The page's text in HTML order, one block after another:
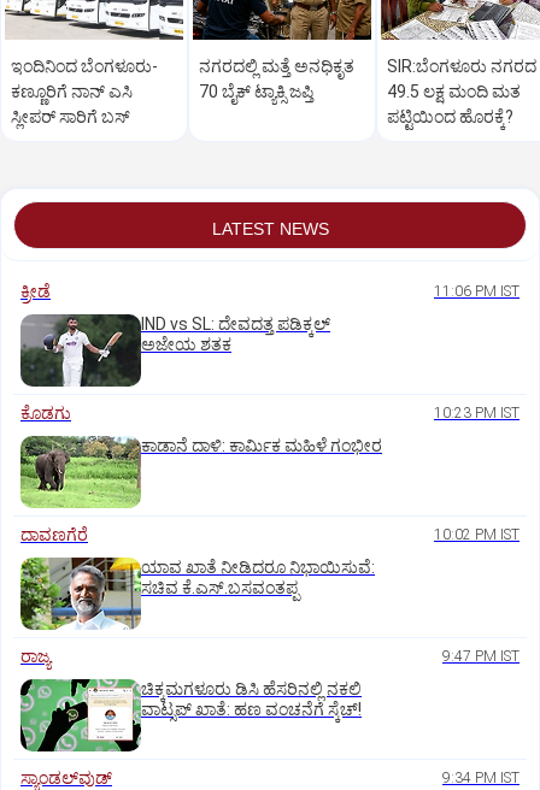
ಇಂದಿನಿಂದ ಬೆಂಗಳೂರು-
ಕಣ್ಣೂರಿಗೆ ನಾನ್‌ ಎಸಿ
ಸ್ಲೀಪರ್‌ ಸಾರಿಗೆ ಬಸ್‌
ನಗರದಲ್ಲಿ ಮತ್ತೆ ಅನಧಿಕೃತ
70 ಬೈಕ್‌ ಟ್ಯಾಕ್ಸಿ ಜಪ್ತಿ
SIR:ಬೆಂಗಳೂರು ನಗರದ
49.5 ಲಕ್ಷ ಮಂದಿ ಮತ
ಪಟ್ಟಿಯಿಂದ ಹೊರಕ್ಕೆ?
LATEST NEWS
ಕ್ರೀಡೆ 11:06 PM IST
IND vs SL: ದೇವದತ್ತ ಪಡಿಕ್ಕಲ್‌
ಅಜೇಯ ಶತಕ
ಕೊಡಗು 10:23 PM IST
ಕಾಡಾನೆ ದಾಳಿ: ಕಾರ್ಮಿಕ ಮಹಿಳೆ ಗಂಭೀರ
ದಾವಣಗೆರೆ 10:02 PM IST
ಯಾವ ಖಾತೆ ನೀಡಿದರೂ ನಿಭಾಯಿಸುವೆ:
ಸಚಿವ ಕೆ.ಎಸ್.ಬಸವಂತಪ್ಪ
ರಾಜ್ಯ 9:47 PM IST
ಚಿಕ್ಕಮಗಳೂರು ಡಿಸಿ ಹೆಸರಿನಲ್ಲಿ ನಕಲಿ
ವಾಟ್ಸಪ್ ಖಾತೆ: ಹಣ ವಂಚನೆಗೆ ಸ್ಕೆಚ್!
ಸ್ಯಾಂಡಲ್‌ವುಡ್‌ 9:34 PM IST